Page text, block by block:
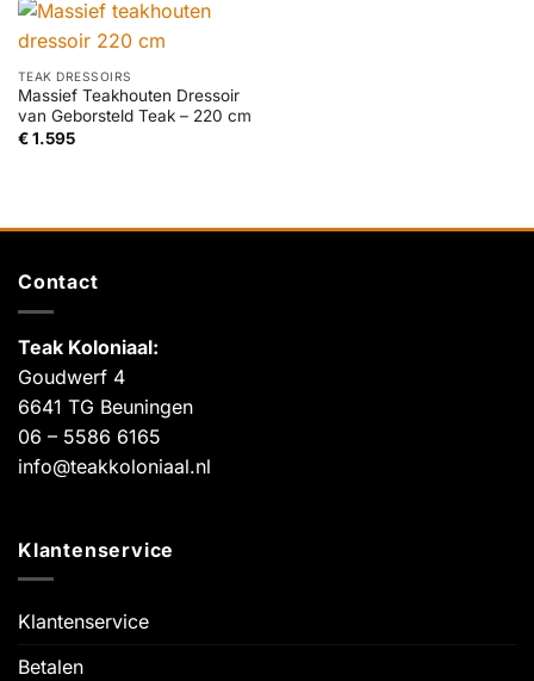
TEAK DRESSOIRS
Massief Teakhouten Dressoir
van Geborsteld Teak – 220 cm
€1.595
Contact
Teak Koloniaal:
Goudwerf 4
6641 TG Beuningen
06 – 5586 6165
info@teakkoloniaal.nl
Klantenservice
Klantenservice
Betalen